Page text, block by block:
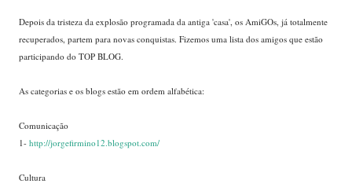
Depois da tristeza da explosão programada da antiga 'casa', os AmiGOs, já totalmente
recuperados, partem para novas conquistas. Fizemos uma lista dos amigos que estão
participando do TOP BLOG.
As categorias e os blogs estão em ordem alfabética:
Comunicação
1- http://jorgefirmino12.blogspot.com/
Cultura